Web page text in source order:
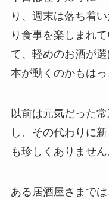
り、週末は落ち着
り食事を楽しまれ
て、軽めのお酒が
本が動くのかもはっ
以前は元気だった
し、その代わりに
も珍しくありません
ある居酒屋さまで